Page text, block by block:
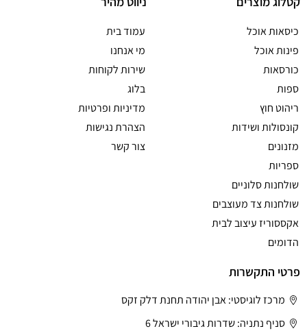
כיסאות אוכל
פינות אוכל
כורסאות
ספות
ריהוט חוץ
קונסולות ושידות
מזנונים
ספריות
שולחנות סלוניים
שולחנות צד מעוצבים
אקססוריז עיצוב לבית
הדומים
עמוד בית
מי אנחנו
שירות לקוחות
בלוג
מדיניות ופרטיות
הצהרת נגישות
צור קשר
פרטי התקשרות
מרכז לוגיסטי: אבן יהודה תחנת דלק זקס
סניף נתניה: שדרות גיבורי ישראל 6